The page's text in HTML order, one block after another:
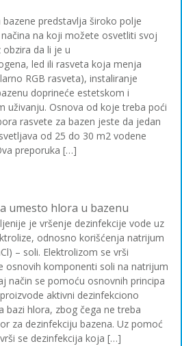
bazene predstavlja široko polje
na koji možete osvetliti svoj
obzira da li je u
led ili rasveta koja menja
RGB rasveta), instaliranje
doprineće estetskom i
uživanju. Osnova od koje treba poći
rasvete za bazen jeste da jedan
od 25 do 30 m2 vodene
preporuka […]
umesto hlora u bazenu
je vršenje dezinfekcije vode uz
odnosno korišćenja natrijum
– soli. Elektrolizom se vrši
osnovih komponenti soli na natrijum
način se pomoću osnovnih principa
aktivni dezinfekciono
bazi hlora, zbog čega ne treba
za dezinfekciju bazena. Uz pomoć
se dezinfekcija koja […]